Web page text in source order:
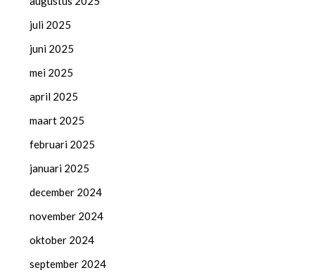
juli 2025
juni 2025
mei 2025
april 2025
maart 2025
februari 2025
januari 2025
december 2024
november 2024
oktober 2024
september 2024